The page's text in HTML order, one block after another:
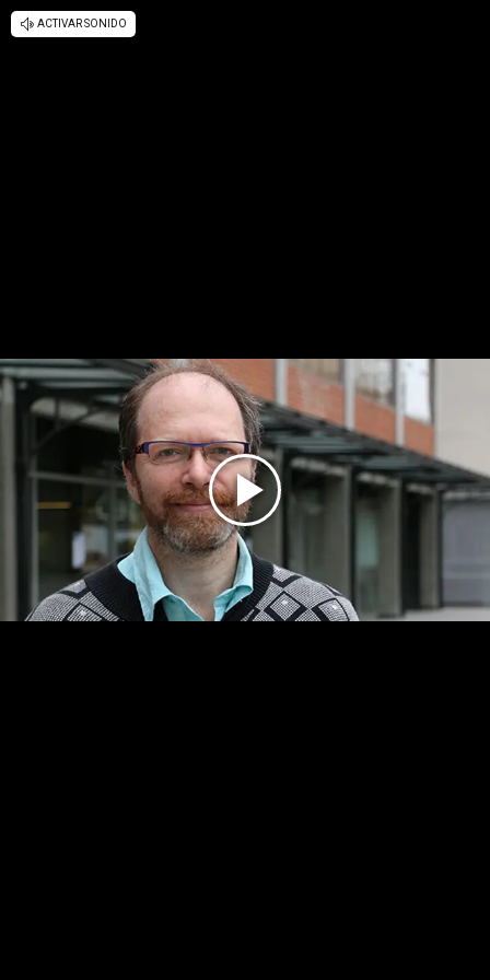
Play
Video
ACTIVAR SONIDO